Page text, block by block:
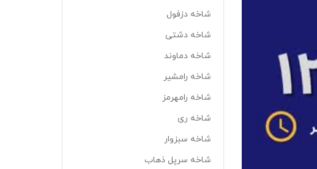
شاخه دزفول
شاخه دشتی
شاخه دماوند
شاخه رامشیر
شاخه رامهرمز
شاخه ری
شاخه سبزوار
شاخه سرپل ذهاب